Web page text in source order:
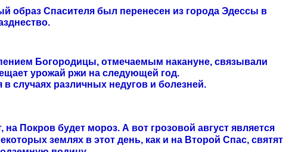
образ Спасителя был перенесен из города Эдессы в
Богородицы, отмечаемым накануне, связывали
урожай ржи на следующей год.
случаях различных недугов и болезней.
Покров будет мороз. А вот грозовой август является
землях в этот день, как и на Второй Спас, святят